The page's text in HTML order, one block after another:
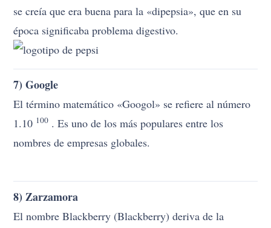
se creía que era buena para la «dipepsia», que en su
época significaba problema digestivo.
7) Google
El término matemático «Googol» se refiere al número
1.10 100 . Es uno de los más populares entre los
nombres de empresas globales.
8) Zarzamora
El nombre Blackberry (Blackberry) deriva de la